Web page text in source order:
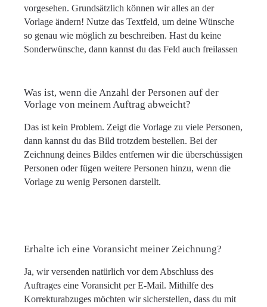
vorgesehen. Grundsätzlich können wir alles an der
Vorlage ändern! Nutze das Textfeld, um deine Wünsche
so genau wie möglich zu beschreiben. Hast du keine
Sonderwünsche, dann kannst du das Feld auch freilassen
Was ist, wenn die Anzahl der Personen auf der
Vorlage von meinem Auftrag abweicht?
Das ist kein Problem. Zeigt die Vorlage zu viele Personen,
dann kannst du das Bild trotzdem bestellen. Bei der
Zeichnung deines Bildes entfernen wir die überschüssigen
Personen oder fügen weitere Personen hinzu, wenn die
Vorlage zu wenig Personen darstellt.
Erhalte ich eine Voransicht meiner Zeichnung?
Ja, wir versenden natürlich vor dem Abschluss des
Auftrages eine Voransicht per E-Mail. Mithilfe des
Korrekturabzuges möchten wir sicherstellen, dass du mit